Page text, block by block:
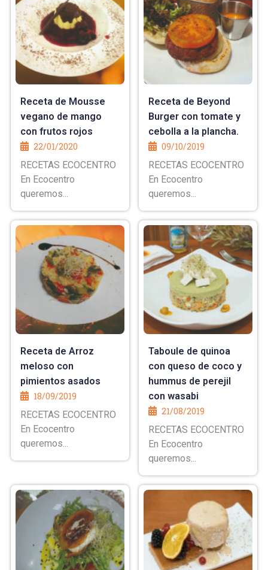
Receta de Mousse
vegano de mango
con frutos rojos
22/01/2020
RECETAS ECOCENTRO
En Ecocentro
queremos...
Receta de Beyond
Burger con tomate y
cebolla a la plancha.
09/10/2019
RECETAS ECOCENTRO
En Ecocentro
queremos...
Receta de Arroz
meloso con
pimientos asados
18/09/2019
RECETAS ECOCENTRO
En Ecocentro
queremos...
Taboule de quinoa
con queso de coco y
hummus de perejil
con wasabi
21/08/2019
RECETAS ECOCENTRO
En Ecocentro
queremos...